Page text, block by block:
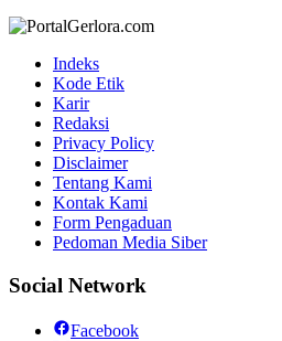
Indeks
Kode Etik
Karir
Redaksi
Privacy Policy
Disclaimer
Tentang Kami
Kontak Kami
Form Pengaduan
Pedoman Media Siber
Social Network
Facebook